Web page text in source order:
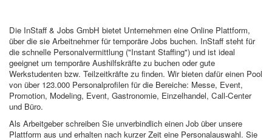
Die InStaff & Jobs GmbH bietet Unternehmen eine Online Plattform,
über die sie Arbeitnehmer für temporäre Jobs buchen. InStaff steht für
die schnelle Personalvermittlung ("Instant Staffing") und ist ideal
geeignet um temporäre Aushilfskräfte zu buchen oder gute
Werkstudenten bzw. Teilzeitkräfte zu finden. Wir bieten dafür einen Pool
von über 123.000 Personalprofilen für die Bereiche: Messe, Event,
Promotion, Modeling, Event, Gastronomie, Einzelhandel, Call-Center
und Büro.
Als Arbeitgeber schreiben Sie unverbindlich einen Job über unsere
Plattform aus und erhalten nach kurzer Zeit eine Personalauswahl. Sie